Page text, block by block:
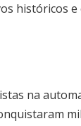
históricos
na